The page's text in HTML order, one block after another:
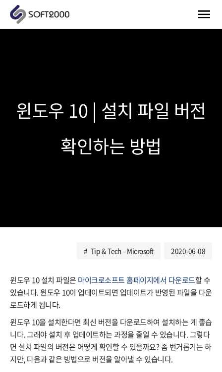
윈도우 10 | 설치 파일 버전
확인하는 방법
Tip & Tech - Microsoft 2020-06-08
윈도우 10 설치 파일은 마이크로소프트 홈페이지에서 다운로드할 수
있습니다. 윈도우 10이 업데이트되면 업데이트가 반영된 파일을 다운
로드하게 됩니다.
윈도우 10을 설치한다면 최신 버전을 다운로드하여 설치하는 게 좋습
니다. 그래야 설치 후 업데이트하는 과정을 줄일 수 있습니다. 그렇다
면 설치 파일의 버전은 어떻게 확인할 수 있을까요? 좀 번거롭기는 하
지만, 다음과 같은 방법으로 버전을 알아낼 수 있습니다.